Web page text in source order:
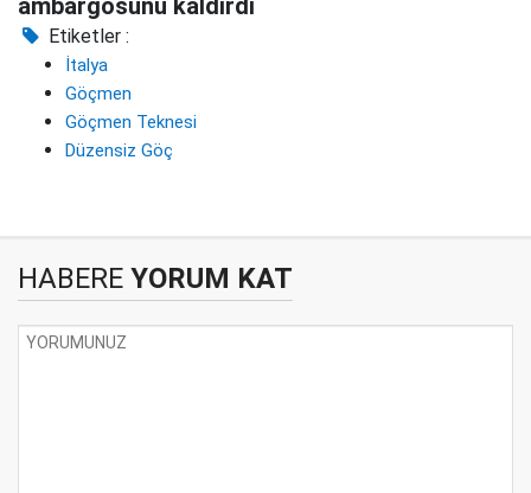
ambargosunu kaldırdı
Etiketler :
İtalya
Göçmen
Göçmen Teknesi
Düzensiz Göç
HABERE YORUM KAT